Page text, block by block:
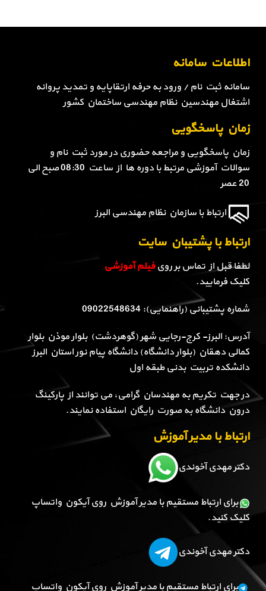
اطلاعات سامانه
سامانه ثبت نام / ورود به حرفه ارتقاپایه و تمدید پروانه
اشتغال مهندسین نظام مهندسی ساختمان کشور
زمان پاسخگویی
زمان پاسخگویی و مراجعه حضوری در مورد ثبت نام و
سوالات آموزشی مرتبط با دوره ها از ساعت 08:30 صبح الی
20 عصر
ارتباط با سازمان نظام مهندسی البرز
ارتباط با پشتیبان سایت
لطفا قبل از تماس بر رویفیلم آموزشی
کلیک فرمایید.
شماره پشتیبانی (راهنمایی): 09022548634
آدرس: البرز- کرج-رجایی شهر (گوهردشت) بلوار موذن بلوار
کمالی دهقان (بلوار دانشگاه) دانشگاه پیام نور استان البرز
دانشکده تربیت بدنی طبقه اول
در جهت تکریم به مهندسان گرامی، می توانند از پارکینگ
درون دانشگاه به صورت رایگان استفاده نمایند.
ارتباط با مدیر آموزش
دکتر مهدی آخوندی
برای ارتباط مستقیم با مدیر آموزش روی آیکون واتساپ
کلیک کنید.
دکتر مهدی آخوندی
برای ارتباط مستقیم با مدیر آموزش روی آیکون واتساپ